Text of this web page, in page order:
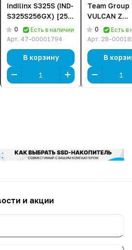
Indilinx S325S (IND-
S325S256GX) [256
ГБ, 2.5", SATA III]
0
Есть в наличии
Арт. 47-00001794
В корзину
Team Group
VULCAN Z
[256 ГБ,
0
Есть в
Арт. 28-
В
и акции